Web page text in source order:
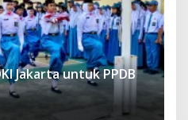
Jakarta untuk PPDB